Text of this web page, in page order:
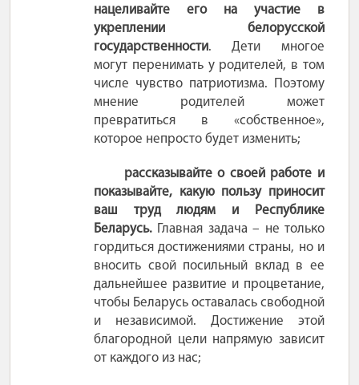
нацеливайте
его на участие в
укреплении белорусской
государственности. Дети многое
могут перенимать у родителей, в том
числе чувство патриотизма. Поэтому
мнение родителей может
превратиться в «собственное»,
которое непросто будет изменить;
рассказывайте о своей работе и
показывайте, какую пользу приносит
ваш труд людям и Республике
Беларусь. Главная задача – не только
гордиться достижениями страны, но и
вносить свой посильный вклад в ее
дальнейшее развитие и процветание,
чтобы Беларусь оставалась свободной
и независимой. Достижение этой
благородной цели напрямую зависит
от каждого из нас;